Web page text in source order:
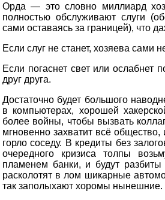
Орда — это словно миллиард
полностью обслуживают слуги
сами оставаясь за границей), что
Если слуг не станет, хозяева сами
Если погаснет свет или ослабнет
друг друга.
Достаточно будет большого
в компьютерах, хорошей
более войны, чтобы вызвать
мгновенно захватит всё
горло соседу. В кредиты без
очередного кризиса толпы
пламенем банки, и будут
расколотят в лом шикарные
так заполыхают хоромы нынешние.